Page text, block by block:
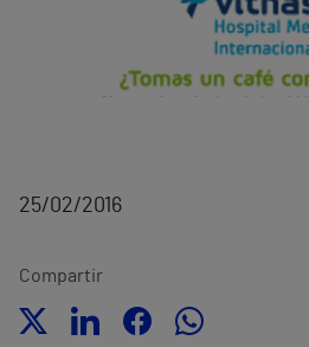
25/02/2016
Compartir